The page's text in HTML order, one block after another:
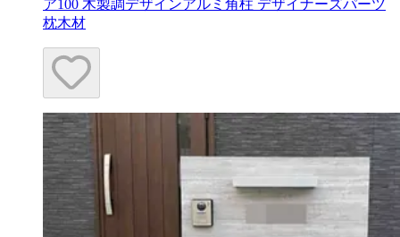
ア100 木製調デザインアルミ角柱 デザイナーズパーツ
枕木材